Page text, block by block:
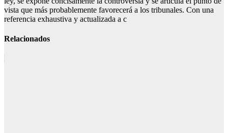
vista que más probablemente favorecerá a los tribunales. Con una
referencia exhaustiva y actualizada a c
Relacionados